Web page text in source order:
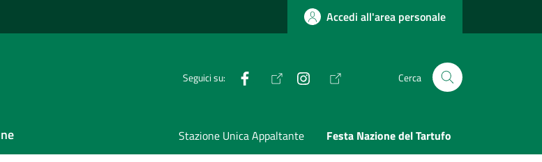
Accedi all'area personale
Seguici su: Facebook Instagram Cerca
Stazione Unica Appaltante Festa Nazione del Tartufo